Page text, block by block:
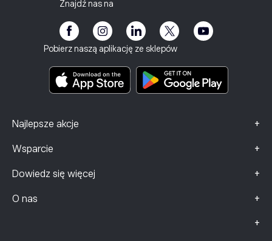
Znajdź nas na
Pobierz naszą aplikację ze sklepów
Najlepsze akcje +
Wsparcie +
Dowiedz się więcej +
eToro Akademia
O nas +
Stopka redakcyjna
+
Informacje o ryzyku
Dokumenty zawierające kluczowe informacje
Dane dotyczące skarg (klienci FCA)
Program partnerski
Ubezpieczenie inwestycyjne